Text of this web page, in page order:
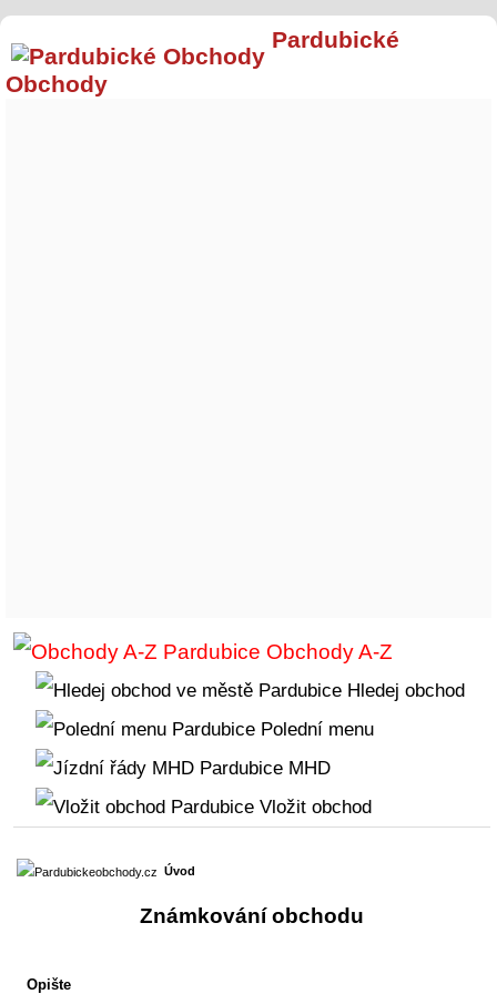
Pardubické
Obchody
Obchody A-Z
Hledej obchod
Polední menu
MHD
Vložit obchod
Úvod
Známkování obchodu
Opište